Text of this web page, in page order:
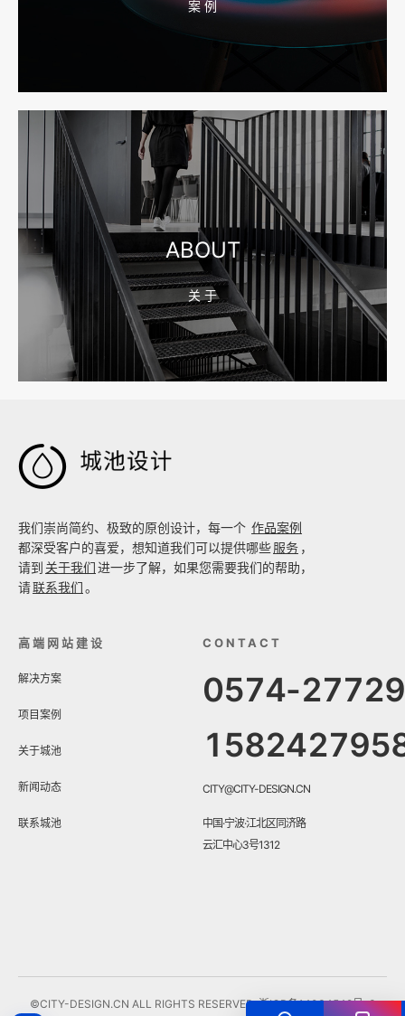
宁波企业官网改版怎么做？先排老站URL和收录保留
2026-08-10 16:43:21
宁波网站建设公司怎么选？先看合同、后台和询盘路径
2026-08-04 17:59:05
嘉兴企业做AI搜索优化，先把官网服务页和FAQ对齐
案 例
ABOUT
关 于

我们崇尚简约、极致的原创设计，每一个 作品案例
都深受客户的喜爱，想知道我们可以提供哪些服务 ，
请到 关于我们进一步了解，如果您需要我们的帮助，
请联系我们。
高端网站建设
解决方案
项目案例
关于城池
新闻动态
联系城池
CONTACT
0574-
CITY@CITY-DESIGN.CN
中国·宁波·江北区同济路
云汇中心3号1312
©CITY-DESIGN.CN ALL RIGHTS RESERVED.浙ICP备14034548号-3